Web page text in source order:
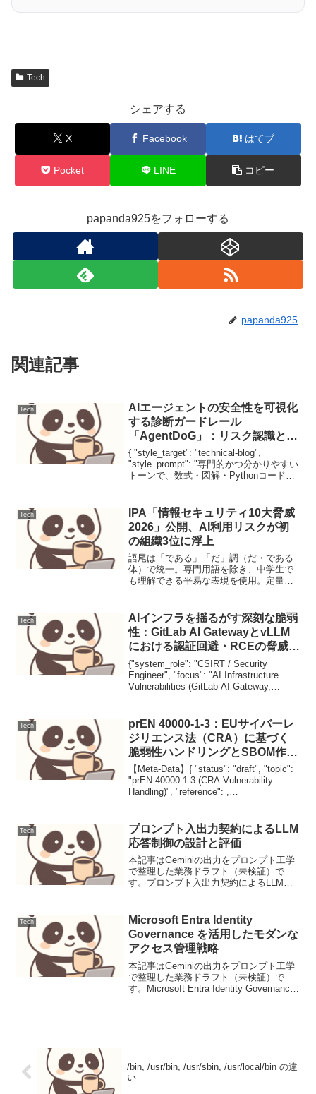
Tech
シェアする
X Facebook はてブ
Pocket LINE コピー
papanda925をフォローする
papanda925
関連記事
Tech
AIエージェントの安全性を可視化
する診断ガードレール
「AgentDoG」：リスク認識と透
明性の革新
{ "style_target": "technical-blog",
"style_prompt": "専門的かつ分かりやすい
トーンで、数式・図解・Pythonコードを
Tech
IPA「情報セキュリティ10大脅威
2026」公開、AI利用リスクが初
の組織3位に浮上
語尾は「である」「だ」調（だ・である
体）で統一。専門用語を除き、中学生で
も理解できる平易な表現を使用。定量的
「～と思われる」「～と考えられる」な
どの曖昧な主観表現を避け...
Tech
AIインフラを揺るがす深刻な脆弱
性：GitLab AI GatewayとvLLM
における認証回避・RCEの脅威と
対策
{"system_role": "CSIRT / Security
Engineer", "focus": "AI Infrastructure
Vulnerabilities (GitLab AI Gateway,
Tech
prEN 40000-1-3：EUサイバーレ
ジリエンス法（CRA）に基づく
脆弱性ハンドリングとSBOM作成
の水平規格
【Meta-Data】{ "status": "draft", "topic":
"prEN 40000-1-3 (CRA Vulnerability
Handling)", "reference": ,
Tech
プロンプト入出力契約によるLLM
応答制御の設計と評価
本記事はGeminiの出力をプロンプト工学
で整理した業務ドラフト（未検証）で
す。プロンプト入出力契約によるLLM応
頼性と予測可能性は不可欠です。特にシ
ステム連携や自動化...
Tech
Microsoft Entra Identity
Governance を活用したモダンな
アクセス管理戦略
本記事はGeminiの出力をプロンプト工学
で整理した業務ドラフト（未検証）で
す。Microsoft Entra Identity Governance
/bin, /usr/bin, /usr/sbin, /usr/local/bin の違
い